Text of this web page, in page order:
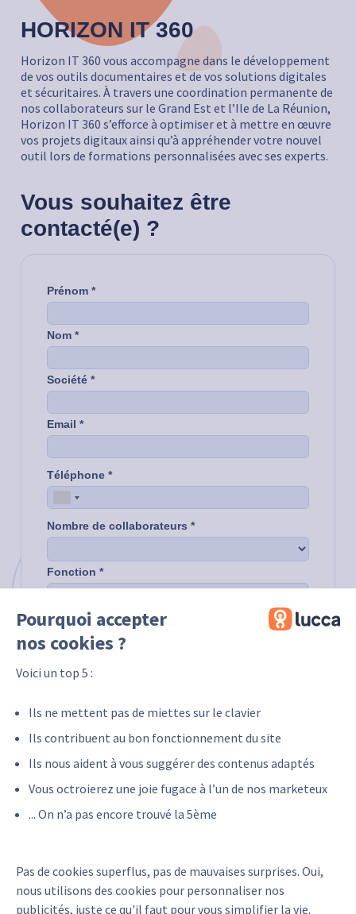
Pourquoi accepter
nos cookies ?
Voici un top 5 :
Ils ne mettent pas de miettes sur le clavier
Ils contribuent au bon fonctionnement du site
Ils nous aident à vous suggérer des contenus adaptés
Vous octroierez une joie fugace à l’un de nos marketeux
... On n’a pas encore trouvé la 5ème
Pas de cookies superflus, pas de mauvaises surprises. Oui,
nous utilisons des cookies pour personnaliser nos
publicités, juste ce qu'il faut pour vous simplifier la vie.
HORIZON IT 360
Horizon IT 360 vous accompagne dans le développement
de vos outils documentaires et de vos solutions digitales
et sécuritaires. À travers une coordination permanente de
nos collaborateurs sur le Grand Est et l’Ile de La Réunion,
Horizon IT 360 s’efforce à optimiser et à mettre en œuvre
vos projets digitaux ainsi qu’à appréhender votre nouvel
outil lors de formations personnalisées avec ses experts.
Vous souhaitez être
contacté(e) ?
Retour vers nos partenaires